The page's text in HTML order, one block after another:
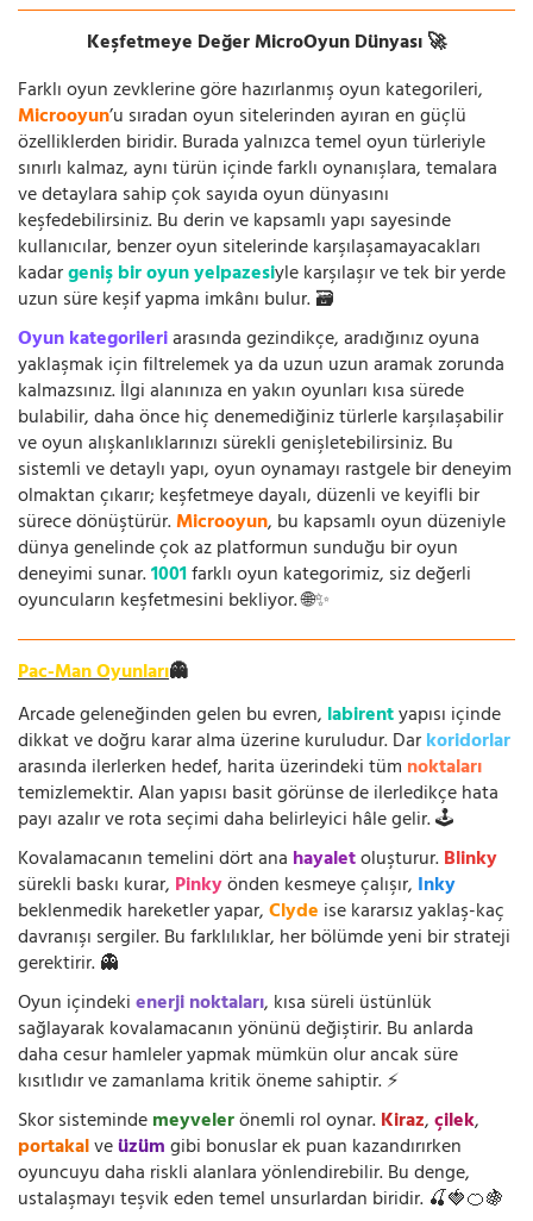
Keşfetmeye Değer MicroOyun Dünyası 🚀
Farklı oyun zevklerine göre hazırlanmış oyun kategorileri,
Microoyun’u sıradan oyun sitelerinden ayıran en güçlü
özelliklerden biridir. Burada yalnızca temel oyun türleriyle
sınırlı kalmaz, aynı türün içinde farklı oynanışlara, temalara
ve detaylara sahip çok sayıda oyun dünyasını
keşfedebilirsiniz. Bu derin ve kapsamlı yapı sayesinde
kullanıcılar, benzer oyun sitelerinde karşılaşamayacakları
kadargeniş bir oyun yelpazesiyle karşılaşır ve tek bir yerde
uzun süre keşif yapma imkânı bulur. 🗃️
Oyun kategorileriarasında gezindikçe, aradığınız oyuna
yaklaşmak için filtrelemek ya da uzun uzun aramak zorunda
kalmazsınız. İlgi alanınıza en yakın oyunları kısa sürede
bulabilir, daha önce hiç denemediğiniz türlerle karşılaşabilir
ve oyun alışkanlıklarınızı sürekli genişletebilirsiniz. Bu
sistemli ve detaylı yapı, oyun oynamayı rastgele bir deneyim
olmaktan çıkarır; keşfetmeye dayalı, düzenli ve keyifli bir
sürece dönüştürür.Microoyun, bu kapsamlı oyun düzeniyle
dünya genelinde çok az platformun sunduğu bir oyun
deneyimi sunar.1001farklı oyun kategorimiz, siz değerli
oyuncuların keşfetmesini bekliyor. 🌐✨
Pac-Man Oyunları👻
Arcade geleneğinden gelen bu evren, labirentyapısı içinde
dikkat ve doğru karar alma üzerine kuruludur. Darkoridorlar
arasında ilerlerken hedef, harita üzerindeki tüm noktaları
temizlemektir. Alan yapısı basit görünse de ilerledikçe hata
payı azalır ve rota seçimi daha belirleyici hâle gelir. 🕹️
Kovalamacanın temelini dört ana hayaletoluşturur.Blinky
sürekli baskı kurar, Pinkyönden kesmeye çalışır, Inky
beklenmedik hareketler yapar,Clyde ise kararsız yaklaş-kaç
davranışı sergiler. Bu farklılıklar, her bölümde yeni bir strateji
gerektirir. 👻
Oyun içindekienerji noktaları, kısa süreli üstünlük
sağlayarak kovalamacanın yönünü değiştirir. Bu anlarda
daha cesur hamleler yapmak mümkün olur ancak süre
kısıtlıdır ve zamanlama kritik öneme sahiptir. ⚡
Skor sistemindemeyvelerönemli rol oynar.Kiraz,çilek,
portakalveüzümgibi bonuslar ek puan kazandırırken
oyuncuyu daha riskli alanlara yönlendirebilir. Bu denge,
ustalaşmayı teşvik eden temel unsurlardan biridir. 🍒🍓🍊🍇